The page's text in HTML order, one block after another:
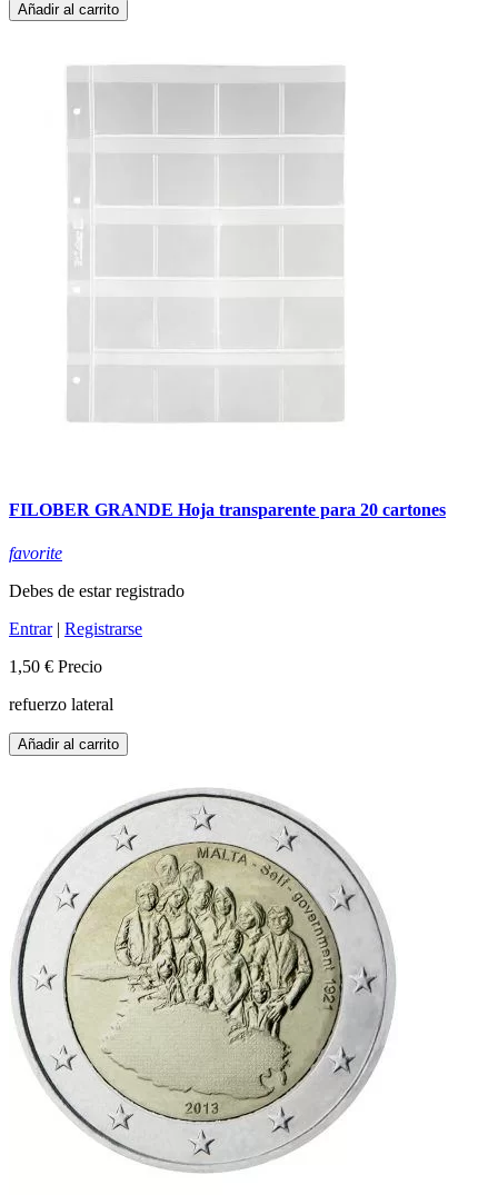
Añadir al carrito
FILOBER GRANDE Hoja transparente para 20 cartones
favorite
Debes de estar registrado
Entrar| Registrarse
1,50 € Precio
refuerzo lateral
Añadir al carrito